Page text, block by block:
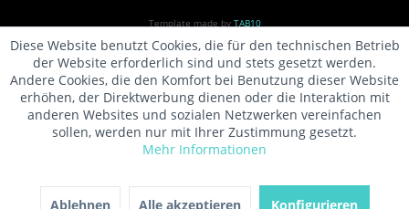
Template made by TAB10
Diese Website benutzt Cookies, die für den technischen Betrieb
der Website erforderlich sind und stets gesetzt werden.
Andere Cookies, die den Komfort bei Benutzung dieser Website
erhöhen, der Direktwerbung dienen oder die Interaktion mit
anderen Websites und sozialen Netzwerken vereinfachen
sollen, werden nur mit Ihrer Zustimmung gesetzt.
Mehr Informationen
Ablehnen Alle akzeptieren Konfigurieren